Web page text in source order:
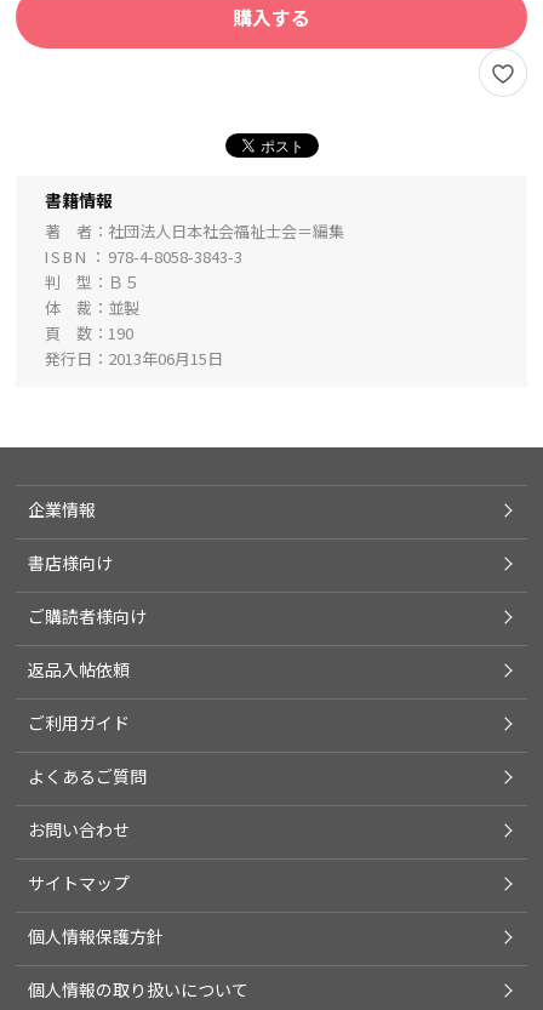
購入する
書籍情報
著 者
社団法人日本社会福祉士会＝編集
ISBN
978-4-8058-3843-3
判 型
Ｂ５
体 裁
並製
頁 数
190
発行日
2013年06月15日
企業情報
書店様向け
ご購読者様向け
返品入帖依頼
ご利用ガイド
よくあるご質問
お問い合わせ
サイトマップ
個人情報保護方針
個人情報の取り扱いについて